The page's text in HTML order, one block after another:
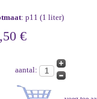
: p11 (1 liter)
€
aantal: